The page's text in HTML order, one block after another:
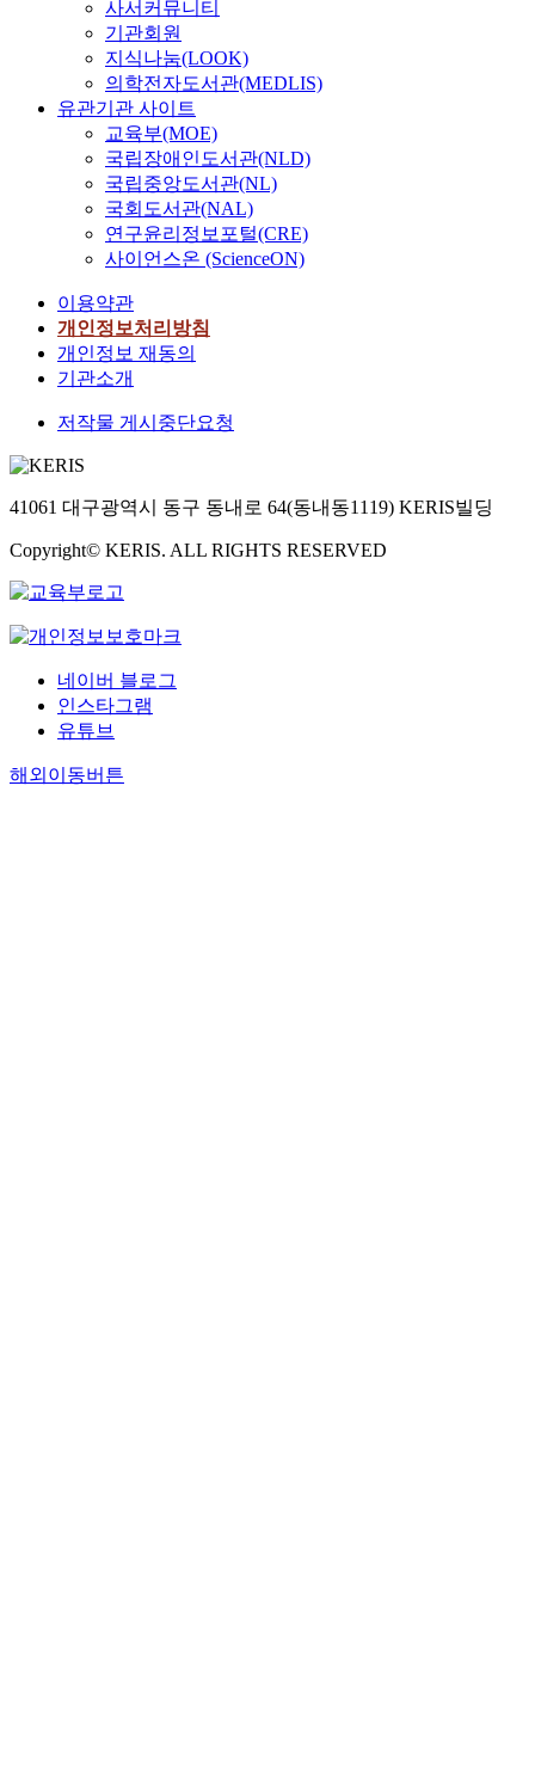
사서커뮤니티
기관회원
지식나눔(LOOK)
의학전자도서관(MEDLIS)
유관기관 사이트
교육부(MOE)
국립장애인도서관(NLD)
국립중앙도서관(NL)
국회도서관(NAL)
연구윤리정보포털(CRE)
사이언스온 (ScienceON)
이용약관
개인정보처리방침
개인정보 재동의
기관소개
저작물 게시중단요청
41061 대구광역시 동구 동내로 64(동내동1119) KERIS빌딩
Copyright© KERIS. ALL RIGHTS RESERVED
네이버 블로그
인스타그램
유튜브
해외이동버튼